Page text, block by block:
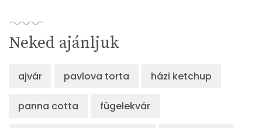
Neked ajánljuk
ajvár pavlova torta házi ketchup
panna cotta fügelekvár